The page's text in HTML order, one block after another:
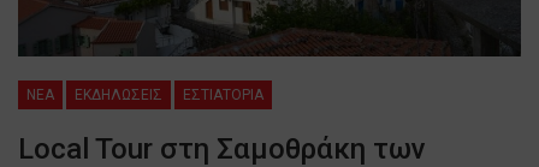
NEA ΕΚΔΗΛΩΣΕΙΣ ΕΣΤΙΑΤΟΡΙΑ
Local Tour στη Σαμοθράκη των